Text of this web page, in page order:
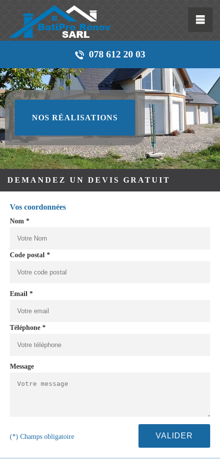
078 612 20 03
NOS RÉALISATIONS
DEMANDEZ UN DEVIS GRATUIT
Vos coordonnées
Nom *
Code postal *
Email *
Téléphone *
Message
(*) Champs obligatoire